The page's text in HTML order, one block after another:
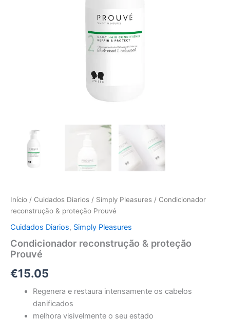
Início / Cuidados Diarios / Simply Pleasures / Condicionador
reconstrução & proteção Prouvé
Cuidados Diarios, Simply Pleasures
Condicionador reconstrução & proteção
Prouvé
€15.05
Regenera e restaura intensamente os cabelos
danificados
melhora visivelmente o seu estado